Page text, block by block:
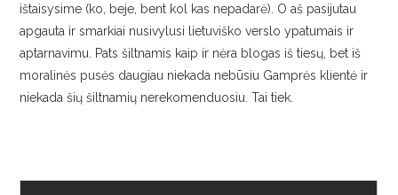
ištaisysime (ko, beje, bent kol kas nepadarė). O aš pasijutau
apgauta ir smarkiai nusivylusi lietuviško verslo ypatumais ir
aptarnavimu. Pats šiltnamis kaip ir nėra blogas iš tiesų, bet iš
moralinės pusės daugiau niekada nebūsiu Gamprės klientė ir
niekada šių šiltnamių nerekomenduosiu. Tai tiek.